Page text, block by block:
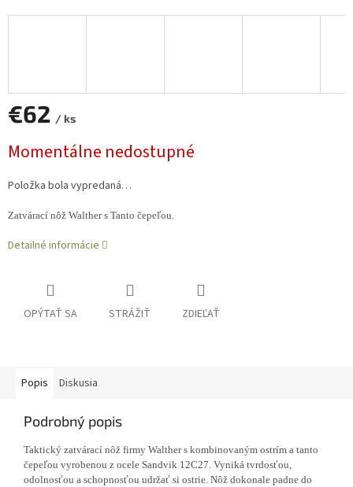
€62 / ks
cena:
Momentálne nedostupné
Položka bola vypredaná…
Zatvárací nôž Walther s Tanto čepeľou.
Detailné informácie
OPÝTAŤ SA STRÁŽIŤ ZDIEĽAŤ
Popis Diskusia
Podrobný popis
Taktický zatvárací nôž firmy Walther s kombinovaným ostrím a tanto
čepeľou vyrobenou z ocele Sandvik 12C27. Vyniká tvrdosťou,
odolnosťou a schopnosťou udržať si ostrie. Nôž dokonale padne do